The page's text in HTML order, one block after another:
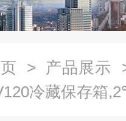
> 产品展示
冷藏保存箱